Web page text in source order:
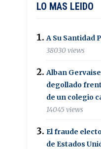
LO MAS LEIDO
A Su Santidad
38030 views
Alban
degollado
de un colegio
14045 views
El fraude
de Estados